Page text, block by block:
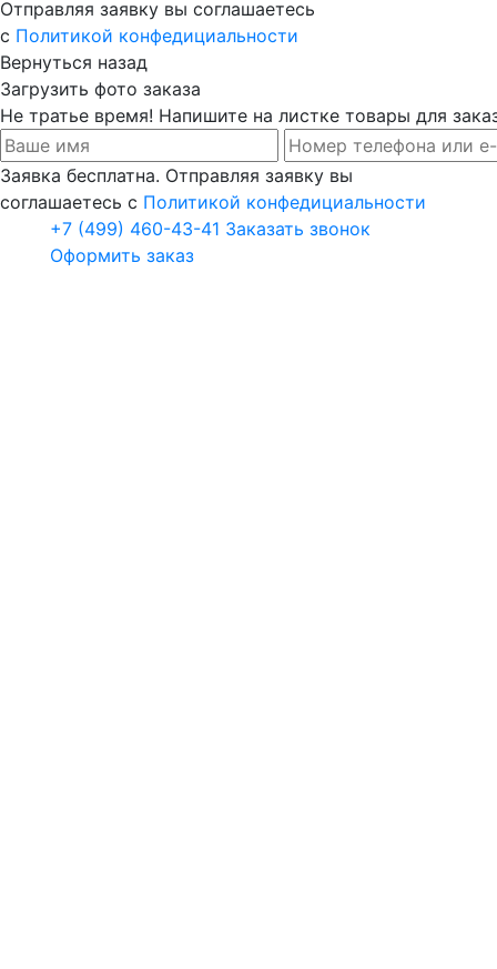
Отправляя заявку вы соглашаетесь
с Политикой конфедициальности
Вернуться назад
Загрузить фото заказа
Не тратье время! Напишите на листке товары для
Заявка бесплатна. Отправляя заявку вы
соглашаетесь с Политикой конфедициальности
+7 (499) 460-43-41 Заказать звонок
Оформить заказ